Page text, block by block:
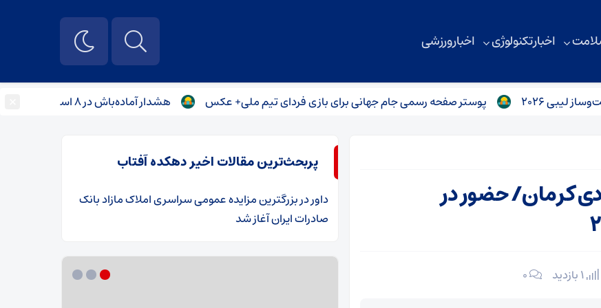
اخبار تکنولوژی اخبار ورزشی
پوستر صفحه رسمی جام جهانی برای بازی فردای تیم ملی+ عکس هشدار آماده‌باش در ۸ استان صادر شد / طوفان سهمگین در راه است
کرمان/ حضور در
۰
پربحث‌ترین مقالات اخیر دهکده آفتاب
داوردر​بزرگترین مزایده عمومی سراسری املاک مازاد بانک
صادرات ایران آغاز شد